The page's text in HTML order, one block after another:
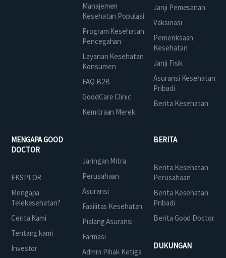
Manajemen
Kesehatan Populasi
Program Kesehatan
Pencegahan
Layanan Kesehatan
Konsumen
FAQ B2B
GoodCare Clinic
Kemitraan Merek
Janji Pemesanan
Vaksinasi
Pemeriksaan
Kesehatan
Janji Fisik
Asuransi Kesehatan
Pribadi
Berita Kesehatan
MENGAPA GOOD
DOCTOR
EKSPLOR
Mengapa
Telekesehatan?
Cerita Kami
Tentang kami
Investor
Jaringan Mitra
Perusahaan
Asuransi
Fasilitas Kesehatan
Pialang Asuransi
Farmasi
Admin Pihak Ketiga
BERITA
Berita Kesehatan
Perusahaan
Berita Kesehatan
Pribadi
Berita Good Doctor
DUKUNGAN